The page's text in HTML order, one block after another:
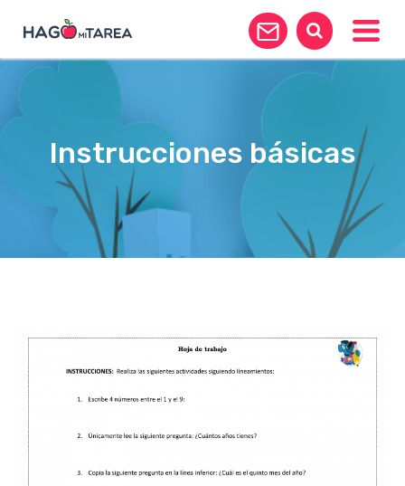
Instrucciones básicas